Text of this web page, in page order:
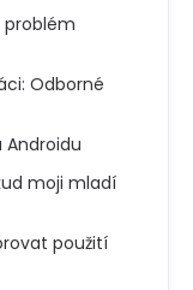
Odborné
moji mladí
použití